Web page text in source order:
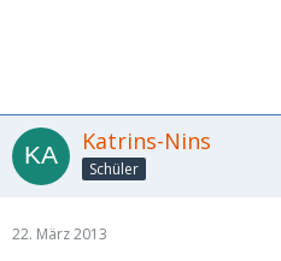
Katrins-Nins
Schüler
22. März 2013